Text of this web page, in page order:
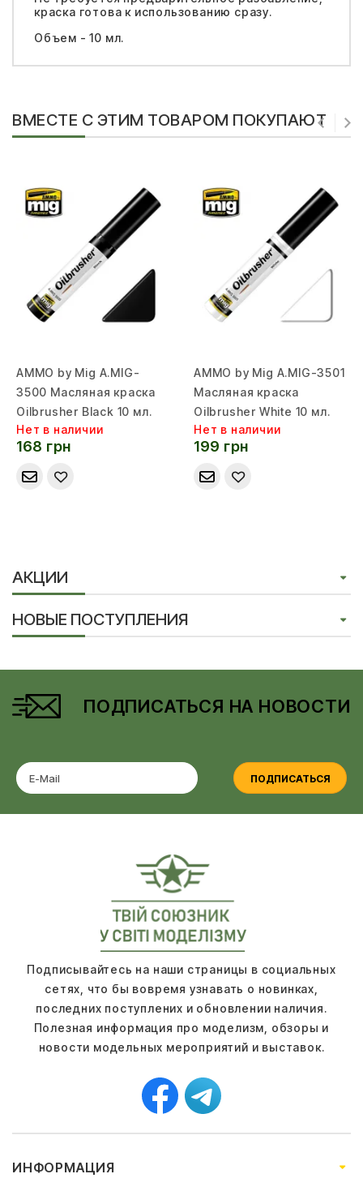
краска готова к использованию сразу.
Объем - 10 мл.
ВМЕСТЕ С ЭТИМ ТОВАРОМ ПОКУПАЮТ
AMMO by Mig A.MIG-
3500 Масляная краска
Oilbrusher Black 10 мл.
Нет в наличии
168 грн
AMMO by Mig A.MIG-3501
Масляная краска
Oilbrusher White 10 мл.
Нет в наличии
199 грн
АКЦИИ
НОВЫЕ ПОСТУПЛЕНИЯ
ПОДПИСАТЬСЯ НА НОВОСТИ
ПОДПИСАТЬСЯ
Подписывайтесь на наши страницы в социальных
сетях, что бы вовремя узнавать о новинках,
последних поступлених и обновлении наличия.
Полезная информация про моделизм, обзоры и
новости модельных мероприятий и выставок.
ИНФОРМАЦИЯ